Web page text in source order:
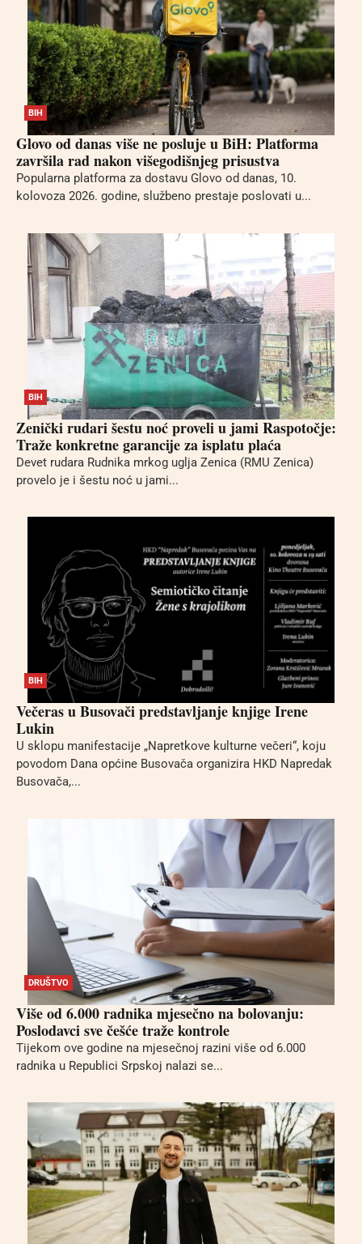
BIH
Glovo od danas više ne posluje u BiH: Platforma
završila rad nakon višegodišnjeg prisustva
Popularna platforma za dostavu Glovo od danas, 10.
kolovoza 2026. godine, službeno prestaje poslovati u...
BIH
Zenički rudari šestu noć proveli u jami Raspotočje:
Traže konkretne garancije za isplatu plaća
Devet rudara Rudnika mrkog uglja Zenica (RMU Zenica)
provelo je i šestu noć u jami...
BIH
Večeras u Busovači predstavljanje knjige Irene
Lukin
U sklopu manifestacije „Napretkove kulturne večeri“, koju
povodom Dana općine Busovača organizira HKD Napredak
Busovača,...
DRUŠTVO
Više od 6.000 radnika mjesečno na bolovanju:
Poslodavci sve češće traže kontrole
Tijekom ove godine na mjesečnoj razini više od 6.000
radnika u Republici Srpskoj nalazi se...